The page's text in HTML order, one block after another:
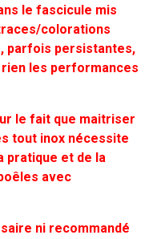
le fascicule mis
colorations
parfois persistantes,
les performances
le fait que maitriser
tout inox nécessite
pratique et de la
avec
ni recommandé